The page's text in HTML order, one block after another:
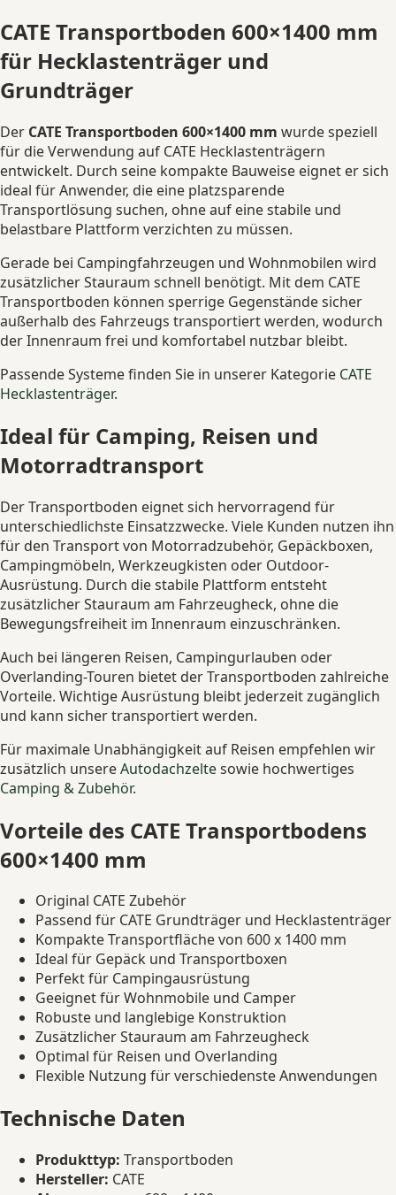
CATE Transportboden 600×1400 mm
für Hecklastenträger und
Grundträger
Der CATE Transportboden 600×1400 mm wurde speziell
für die Verwendung auf CATE Hecklastenträgern
entwickelt. Durch seine kompakte Bauweise eignet er sich
ideal für Anwender, die eine platzsparende
Transportlösung suchen, ohne auf eine stabile und
belastbare Plattform verzichten zu müssen.
Gerade bei Campingfahrzeugen und Wohnmobilen wird
zusätzlicher Stauraum schnell benötigt. Mit dem CATE
Transportboden können sperrige Gegenstände sicher
außerhalb des Fahrzeugs transportiert werden, wodurch
der Innenraum frei und komfortabel nutzbar bleibt.
Passende Systeme finden Sie in unserer Kategorie CATE
Hecklastenträger.
Ideal für Camping, Reisen und
Motorradtransport
Der Transportboden eignet sich hervorragend für
unterschiedlichste Einsatzzwecke. Viele Kunden nutzen ihn
für den Transport von Motorradzubehör, Gepäckboxen,
Campingmöbeln, Werkzeugkisten oder Outdoor-
Ausrüstung. Durch die stabile Plattform entsteht
zusätzlicher Stauraum am Fahrzeugheck, ohne die
Bewegungsfreiheit im Innenraum einzuschränken.
Auch bei längeren Reisen, Campingurlauben oder
Overlanding-Touren bietet der Transportboden zahlreiche
Vorteile. Wichtige Ausrüstung bleibt jederzeit zugänglich
und kann sicher transportiert werden.
Für maximale Unabhängigkeit auf Reisen empfehlen wir
zusätzlich unsereAutodachzeltesowie hochwertiges
Camping & Zubehör.
Vorteile des CATE Transportbodens
600×1400 mm
Original CATE Zubehör
Passend für CATE Grundträger und Hecklastenträger
Kompakte Transportfläche von 600 x 1400 mm
Ideal für Gepäck und Transportboxen
Perfekt für Campingausrüstung
Geeignet für Wohnmobile und Camper
Robuste und langlebige Konstruktion
Zusätzlicher Stauraum am Fahrzeugheck
Optimal für Reisen und Overlanding
Flexible Nutzung für verschiedenste Anwendungen
Technische Daten
Produkttyp: Transportboden
Hersteller: CATE